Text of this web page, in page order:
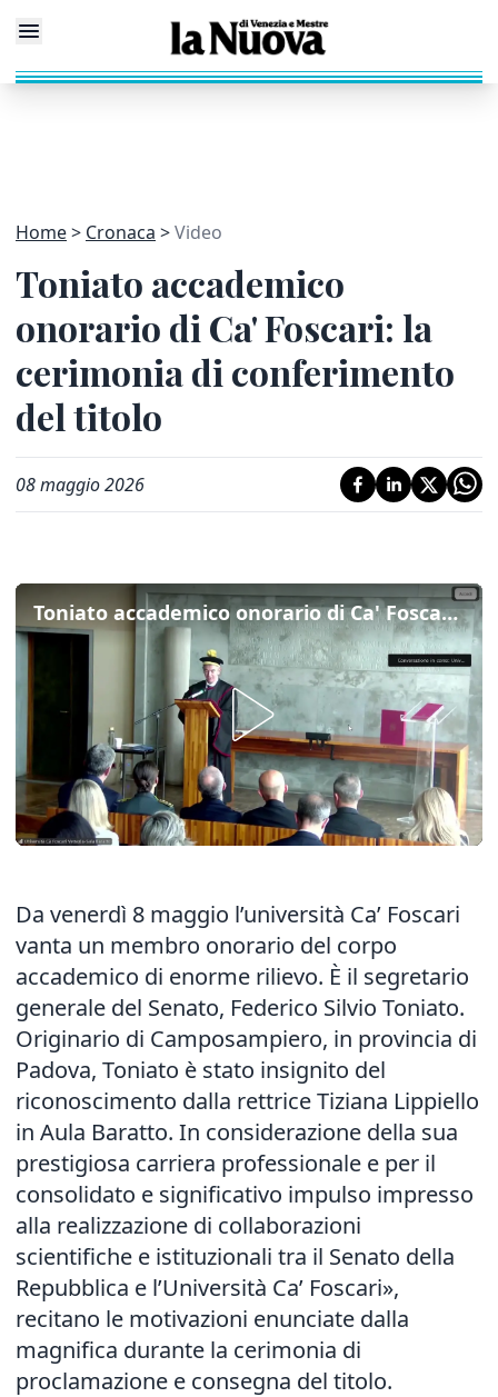
Home Cronaca Video
Toniato accademico
onorario di Ca' Foscari: la
cerimonia di conferimento
del titolo
08 maggio 2026
Toniato accademico onorario di Ca' Foscari: la cerimonia di conferimento del titolo
Da venerdì 8 maggio l’università Ca’ Foscari
vanta un membro onorario del corpo
accademico di enorme rilievo. È il segretario
generale del Senato, Federico Silvio Toniato.
Originario di Camposampiero, in provincia di
Padova, Toniato è stato insignito del
riconoscimento dalla rettrice Tiziana Lippiello
in Aula Baratto. In considerazione della sua
prestigiosa carriera professionale e per il
consolidato e significativo impulso impresso
alla realizzazione di collaborazioni
scientifiche e istituzionali tra il Senato della
Repubblica e l’Università Ca’ Foscari»,
recitano le motivazioni enunciate dalla
magnifica durante la cerimonia di
proclamazione e consegna del titolo.